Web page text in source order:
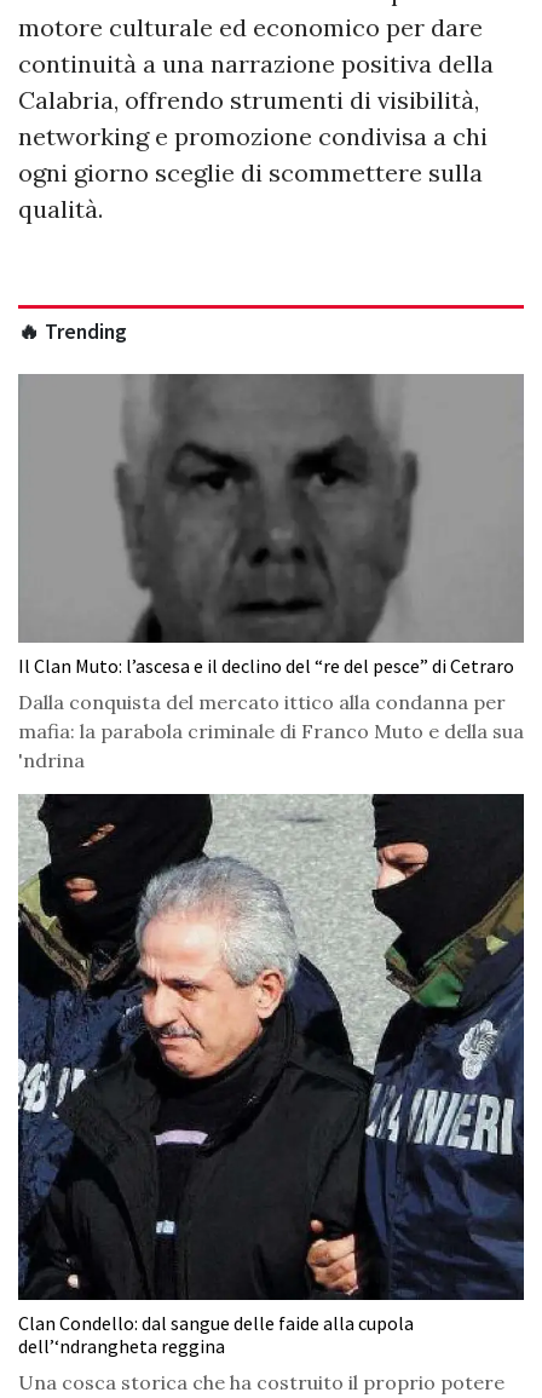
motore culturale ed economico per dare
continuità a una narrazione positiva della
Calabria, offrendo strumenti di visibilità,
networking e promozione condivisa a chi
ogni giorno sceglie di scommettere sulla
qualità.
🔥 Trending
Il Clan Muto: l’ascesa e il declino del “re del pesce” di Cetraro
Dalla conquista del mercato ittico alla condanna per
mafia: la parabola criminale di Franco Muto e della sua
'ndrina
Clan Condello: dal sangue delle faide alla cupola
dell’‘ndrangheta reggina
Una cosca storica che ha costruito il proprio potere